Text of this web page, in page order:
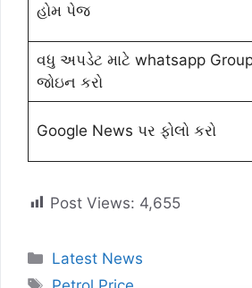
હોમ પેજ
વધુ અપડેટ માટે whatsapp
જોઇન કરો
Google News પર ફોલો કરો
Post Views: 4,655
Categories
Latest News
Tags